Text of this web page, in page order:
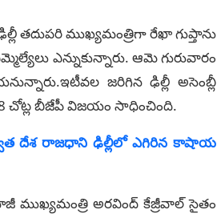
ముఖ్యమంత్రిగా రేఖా గుప్తాను
ఎన్నుకున్నారు. ఆమె గురువారం
జరిగిన ఢిల్లీ అసెంబ్లీ
చోట్ల బీజేపీ విజయం సాధించింది.
దేశ రాజధాని ఢిల్లీలో ఎగిరిన కాషాయ
ముఖ్యమంత్రి అరవింద్‌ కేజ్రీవాల్‌ సైతం